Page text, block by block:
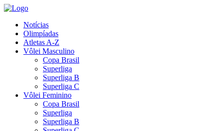
Notícias
Olimpíadas
Atletas A-Z
Vôlei Masculino
Copa Brasil
Superliga
Superliga B
Superliga C
Vôlei Feminino
Copa Brasil
Superliga
Superliga B